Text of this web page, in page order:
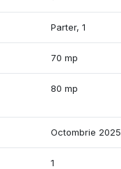
Parter, 1
70 mp
80 mp
Octombrie 2025
1